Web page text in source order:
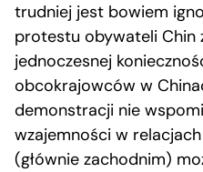
trudniej jest bowiem
protestu obywateli Chin
jednoczesnej
obcokrajowców w
demonstracji nie
wzajemności w
(głównie zachodnim)